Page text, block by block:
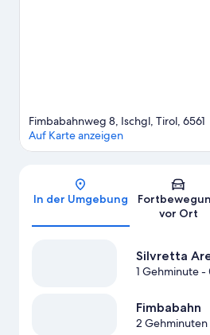
Karte
Fimbabahnweg 8, Ischgl, Tirol, 6561
Auf Karte anzeigen
In der Umgebung
vor Ort
Silvretta
1 Gehminute-
Fimbabahn
2 Gehminuten